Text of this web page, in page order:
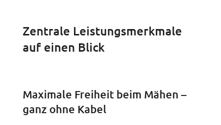
Zentrale Leistungsmerkmale
auf einen Blick
Maximale Freiheit beim Mähen –
ganz ohne Kabel